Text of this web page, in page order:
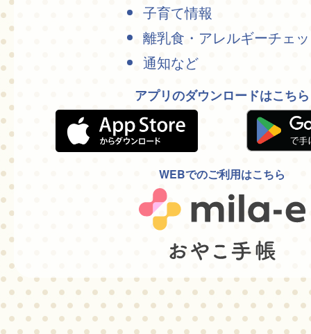
子育て情報
離乳食・アレルギーチェ
通知など
アプリのダウンロードはこちら
WEBでのご利用はこちら